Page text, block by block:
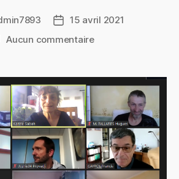
Date15 avril 2021
Aucun commentairesur
2021